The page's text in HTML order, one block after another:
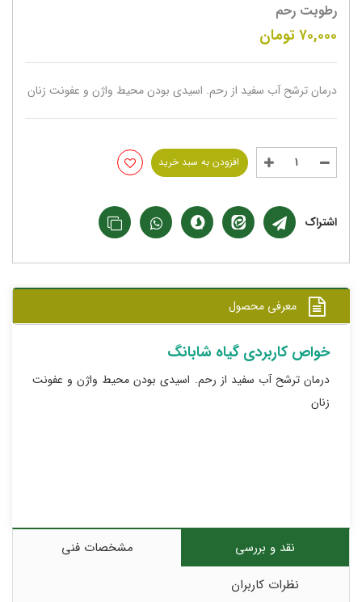
رطوبت رحم
۷۰,۰۰۰تومان
درمان ترشح آب سفید از رحم. اسیدی بودن محیط واژن و عفونت زنان
افزودن به سبد خرید
اشتراک
معرفی محصول
خواص کاربردی گیاه شابانگ
درمان ترشح آب سفید از رحم. اسیدی بودن محیط واژن و عفونت
زنان
نقد و بررسی
مشخصات فنی
نظرات کاربران